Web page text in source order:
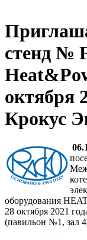
стенд №
октября
Крокус
оборудования
28 октября 2021
(павильон №1, зал